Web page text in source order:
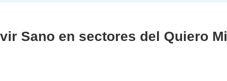
Sano en sectores del Quiero Mi